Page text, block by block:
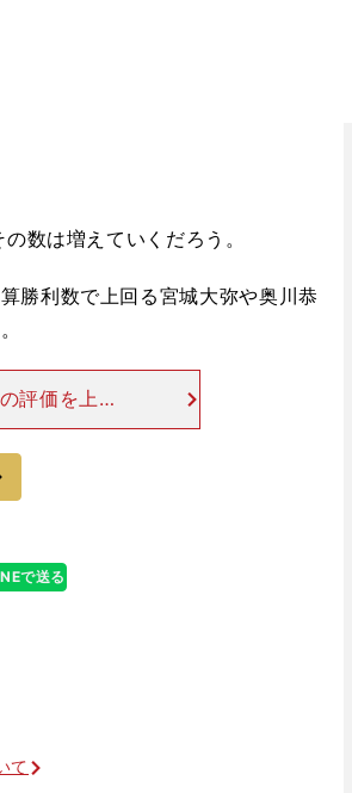
数は増えていくだろう。
勝利数で上回る宮城大弥や奥川恭
評価を上げ
を上げた選
材と知られ
で送る
て